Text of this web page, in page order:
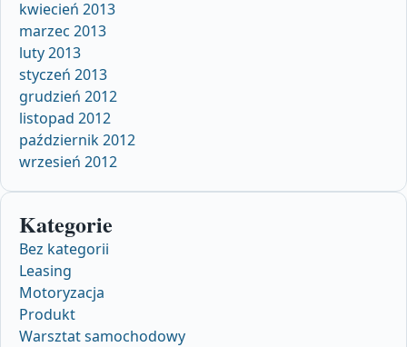
kwiecień 2013
marzec 2013
luty 2013
styczeń 2013
grudzień 2012
listopad 2012
październik 2012
wrzesień 2012
Kategorie
Bez kategorii
Leasing
Motoryzacja
Produkt
Warsztat samochodowy